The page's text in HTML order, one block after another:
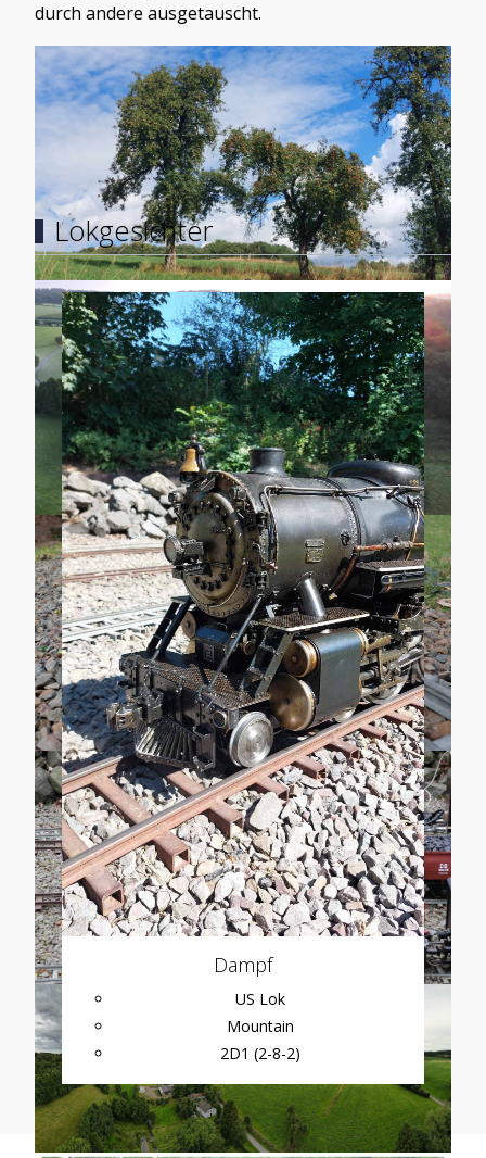
durch andere ausgetauscht.
Load More
Lokgesichter
Dampf
US Lok
Mountain
2D1 (2-8-2)